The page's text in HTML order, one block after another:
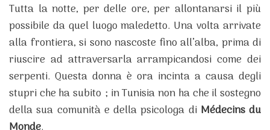
Tutta la notte, per delle ore, per allontanarsi il più
possibile da quel luogo maledetto. Una volta arrivate
alla frontiera, si sono nascoste fino all’alba, prima di
riuscire ad attraversarla arrampicandosi come dei
serpenti. Questa donna è ora incinta a causa degli
stupri che ha subito ; in Tunisia non ha che il sostegno
della sua comunità e della psicologa di Médecins du